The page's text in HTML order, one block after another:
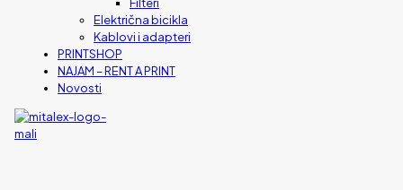
Električna bicikla
Kablovi i adapteri
PRINTSHOP
NAJAM – RENT A PRINT
Novosti